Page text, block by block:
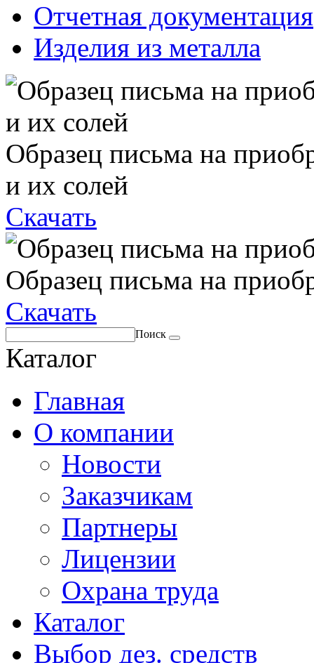
Отчетная документация
Изделия из металла
Образец письма на
и их солей
Скачать
Образец письма на
Скачать
Поиск
Каталог
Главная
О компании
Новости
Заказчикам
Партнеры
Лицензии
Охрана труда
Каталог
Выбор дез. средств